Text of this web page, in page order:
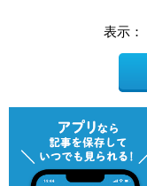
表示：